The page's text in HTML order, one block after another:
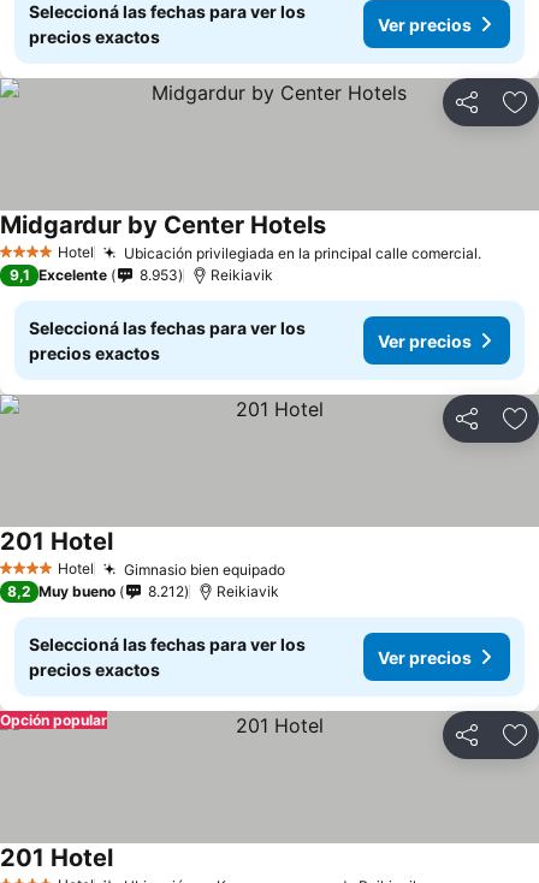
Seleccioná las fechas para ver los
precios exactos
Ver precios
Compartir
4 EstrellasHotel Ubicación privilegiada en la principal calle comercial.
Midgardur by Center Hotels
9,1 Excelente 8.953 Reikiavik
Seleccioná las fechas para ver los
precios exactos
Ver precios
Compartir
4 EstrellasHotel Gimnasio bien equipado
201 Hotel
8,2 Muy bueno 8.212 Reikiavik
Seleccioná las fechas para ver los
precios exactos
Ver precios
Compartir
Opción popular
201 Hotel